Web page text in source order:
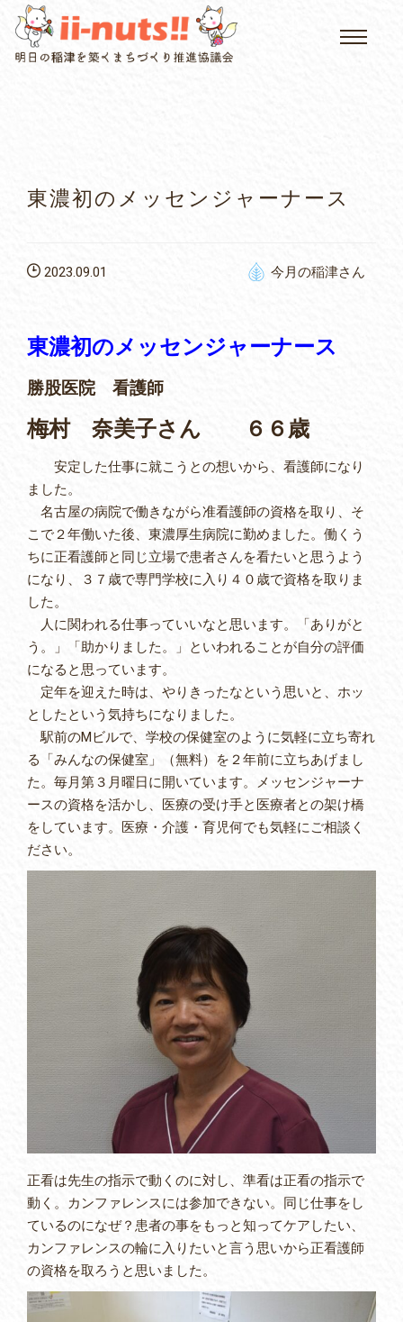
HOME
いなつについて
屏風山ご案内
東濃初のメッセンジャーナース
今月の稲津さん
2023.09.01
東濃初のメッセンジャーナース
勝股医院 看護師
梅村 奈美子さん ６６歳
安定した仕事に就こうとの想いから、看護師になり
ました。
名古屋の病院で働きながら准看護師の資格を取り、そ
こで２年働いた後、東濃厚生病院に勤めました。働くう
ちに正看護師と同じ立場で患者さんを看たいと思うよう
になり、３７歳で専門学校に入り４０歳で資格を取りま
した。
人に関われる仕事っていいなと思います。「ありがと
う。」「助かりました。」といわれることが自分の評価
になると思っています。
定年を迎えた時は、やりきったなという思いと、ホッ
としたという気持ちになりました。
駅前のMビルで、学校の保健室のように気軽に立ち寄れ
る「みんなの保健室」（無料）を２年前に立ちあげまし
た。毎月第３月曜日に開いています。メッセンジャーナ
ースの資格を活かし、医療の受け手と医療者との架け橋
をしています。医療・介護・育児何でも気軽にご相談く
ださい。
正看は先生の指示で動くのに対し、準看は正看の指示で
動く。カンファレンスには参加できない。同じ仕事をし
ているのになぜ？患者の事をもっと知ってケアしたい、
カンファレンスの輪に入りたいと言う思いから正看護師
の資格を取ろうと思いました。